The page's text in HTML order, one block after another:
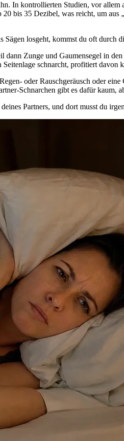
In kontrollierten Studien, vor
bis 35 Dezibel, was reicht, um
losgeht, kommst du oft
Zunge und Gaumensegel in
schnarcht, profitiert davon
oder Rauschgeräusch oder
Schnarchen gibt es dafür kaum,
Partners, und dort musst du